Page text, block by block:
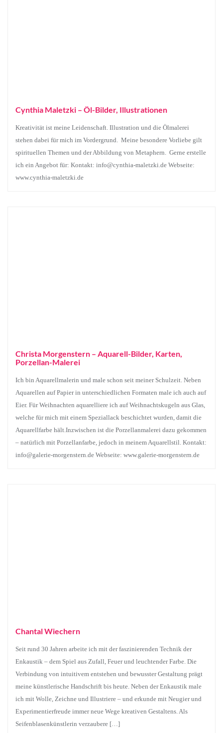
Cynthia Maletzki – Öl-Bilder, Illustrationen
Kreativität ist meine Leidenschaft. Illustration und die Ölmalerei
stehen dabei für mich im Vordergrund. Meine besondere Vorliebe gilt
spirituellen Themen und der Abbildung von Metaphern. Gerne erstelle
ich ein Angebot für: Kontakt: info@cynthia-maletzki.de Webseite:
www.cynthia-maletzki.de
Christa Morgenstern – Aquarell-Bilder, Karten,
Porzellan-Malerei
Ich bin Aquarellmalerin und male schon seit meiner Schulzeit. Neben
Aquarellen auf Papier in unterschiedlichen Formaten male ich auch auf
Eier. Für Weihnachten aquarelliere ich auf Weihnachtskugeln aus Glas,
welche für mich mit einem Speziallack beschichtet wurden, damit die
Aquarellfarbe hält.Inzwischen ist die Porzellanmalerei dazu gekommen
– natürlich mit Porzellanfarbe, jedoch in meinem Aquarellstil. Kontakt:
info@galerie-morgenstern.de Webseite: www.galerie-morgenstern.de
Chantal Wiechern
Seit rund 30 Jahren arbeite ich mit der faszinierenden Technik der
Enkaustik – dem Spiel aus Zufall, Feuer und leuchtender Farbe. Die
Verbindung von intuitivem entstehen und bewusster Gestaltung prägt
meine künstlerische Handschrift bis heute. Neben der Enkaustik male
ich mit Wolle, Zeichne und Illustriere – und erkunde mit Neugier und
Experimentierfreude immer neue Wege kreativen Gestaltens. Als
Seifenblasenkünstlerin verzaubere […]